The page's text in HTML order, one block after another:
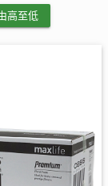
高至低